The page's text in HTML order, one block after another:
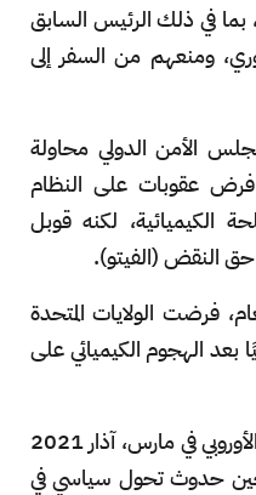
في ذلك الرئيس السابق
ومنعهم من السفر إلى
شهد مجلس الأمن الدولي محاولة
فرض عقوبات على النظام
الكيميائية، لكنه قوبل
النقض (الفيتو).
فرضت الولايات المتحدة
حكوميًا بعد الهجوم الكيميائي على
مع استمرار الأزمة، أعلن الاتحاد الأوروبي في مارس، آذار 2021
حدوث تحول سياسي في